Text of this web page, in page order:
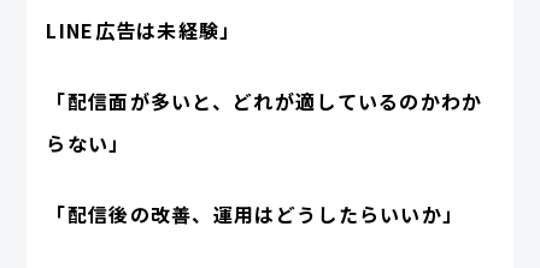
LINE広告は未経験」
「配信面が多いと、どれが適しているのかわか
らない」
「配信後の改善、運用はどうしたらいいか」